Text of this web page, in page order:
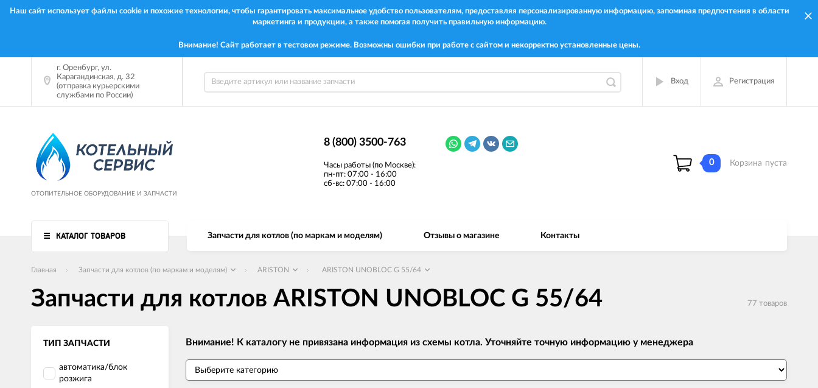
Наш сайт использует файлы cookie и похожие технологии, чтобы гарантировать максимальное удобство пользователям, предоставляя персонализированную информацию, запоминая предпочтения в области
маркетинга и продукции, а также помогая получить правильную информацию.
Внимание! Сайт работает в тестовом режиме. Возможны ошибки при работе с сайтом и некорректно установленные цены.
г. Оренбург, ул.
Карагандинская, д. 32
(отправка курьерскими
службами по России)
Вход Регистрация
ОТОПИТЕЛЬНОЕ ОБОРУДОВАНИЕ И ЗАПЧАСТИ
8 (800) 3500-763
Часы работы (по Москве):
пн-пт: 07:00 - 16:00
сб-вс: 07:00 - 16:00
0 Корзина пуста
КАТАЛОГ ТОВАРОВ Запчасти для котлов (по маркам и моделям) Отзывы о магазине Контакты
Главная Запчасти для котлов (по маркам и моделям) ARISTON ARISTON UNOBLOC G 55/64
Запчасти для котлов ARISTON UNOBLOC G 55/64 77 товаров
ТИП ЗАПЧАСТИ
автоматика/блок
розжига
Внимание! К каталогу не привязана информация из схемы котла. Уточняйте точную информацию у менеджера